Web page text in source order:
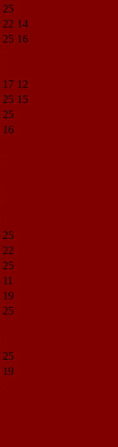
25
22 14
25 16
17 12
25 15
25
16
25
22
25
11
19
25
25
19